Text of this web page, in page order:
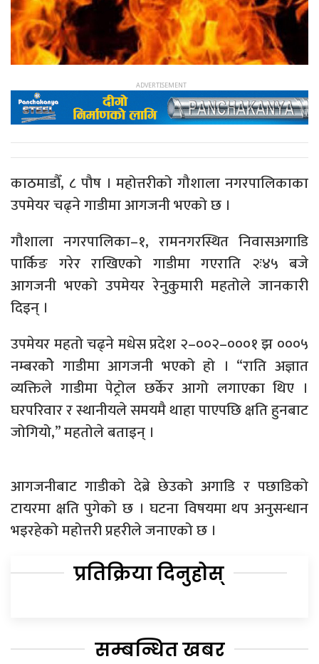
काठमाडौँ, ८ पौष । महोत्तरीको गौशाला नगरपालिकाका
उपमेयर चढ्ने गाडीमा आगजनी भएको छ ।
गौशाला नगरपालिका–१, रामनगरस्थित निवासअगाडि
पार्किङ गरेर राखिएको गाडीमा गएराति २ः४५ बजे
आगजनी भएको उपमेयर रेनुकुमारी महतोले जानकारी
दिइन् ।
उपमेयर महतो चढ्ने मधेस प्रदेश २–००२–०००१ झ ०००५
नम्बरकोे गाडीमा आगजनी भएको हो । “राति अज्ञात
व्यक्तिले गाडीमा पेट्रोल छर्केर आगो लगाएका थिए ।
घरपरिवार र स्थानीयले समयमै थाहा पाएपछि क्षति हुनबाट
जोगियो,” महतोले बताइन् ।
आगजनीबाट गाडीको देब्रे छेउको अगाडि र पछाडिको
टायरमा क्षति पुगेको छ । घटना विषयमा थप अनुसन्धान
भइरहेको महोत्तरी प्रहरीले जनाएको छ ।
प्रतिक्रिया दिनुहोस्
सम्बन्धित खबर